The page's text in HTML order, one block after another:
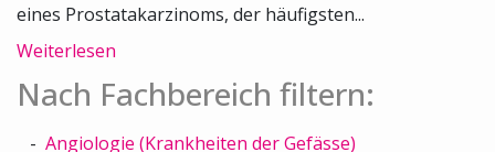
eines Prostatakarzinoms, der häufigsten...
Weiterlesen
Nach Fachbereich filtern:
Angiologie (Krankheiten der Gefässe)